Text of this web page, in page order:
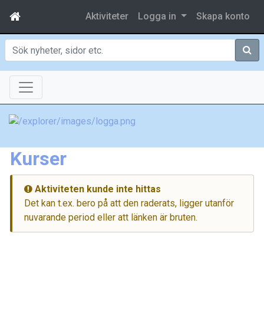
Aktiviteter Logga in Skapa konto
Sök
Kurser
Aktiviteten kunde inte hittas
Det kan t.ex. bero på att den raderats, ligger utanför
nuvarande period eller att länken är bruten.